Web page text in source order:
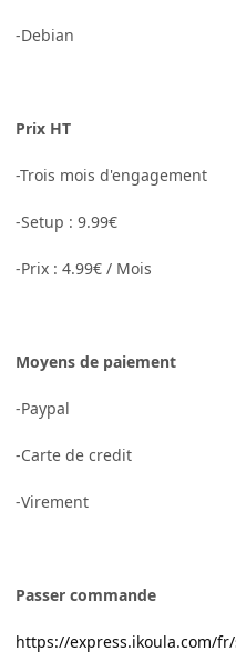
-Debian
Prix HT
-Trois mois d'engagement
-Setup : 9.99€
-Prix : 4.99€ / Mois
Moyens de paiement
-Paypal
-Carte de credit
-Virement
Passer commande
https://express.ikoula.com/